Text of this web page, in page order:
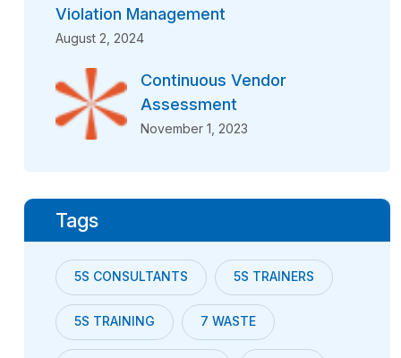
Violation Management
August 2, 2024
Continuous Vendor
Assessment
November 1, 2023
Tags
5S CONSULTANTS 5S TRAINERS
5S TRAINING 7 WASTE